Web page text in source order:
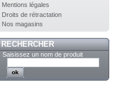
Mentions légales
Droits de rétractation
Nos magasins
RECHERCHER
Saisissez un nom de produit